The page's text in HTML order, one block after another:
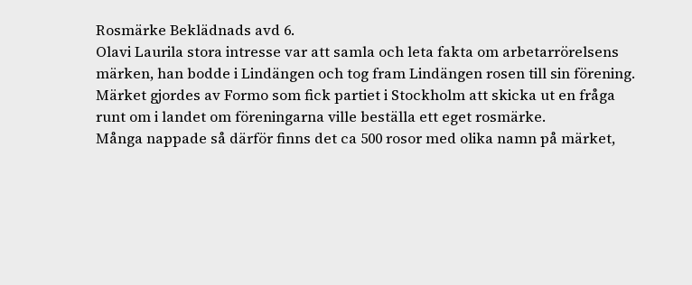
Rosmärke Beklädnads avd 6.
Olavi Laurila stora intresse var att samla och leta fakta om arbetarrörelsens
märken, han bodde i Lindängen och tog fram Lindängen rosen till sin förening.
Märket gjordes av Formo som fick partiet i Stockholm att skicka ut en fråga
runt om i landet om föreningarna ville beställa ett eget rosmärke.
Många nappade så därför finns det ca 500 rosor med olika namn på märket,